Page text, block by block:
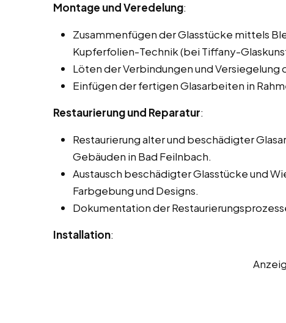
Montage und Veredelung:
Zusammenfügen der Glasstücke mittels
Kupferfolien-Technik (bei Tiffany-
Löten der Verbindungen und Versiegelung
Einfügen der fertigen Glasarbeiten in
Restaurierung und Reparatur:
Restaurierung alter und beschädigter
Gebäuden in Bad Feilnbach.
Austausch beschädigter Glasstücke und
Farbgebung und Designs.
Dokumentation der
Installation: